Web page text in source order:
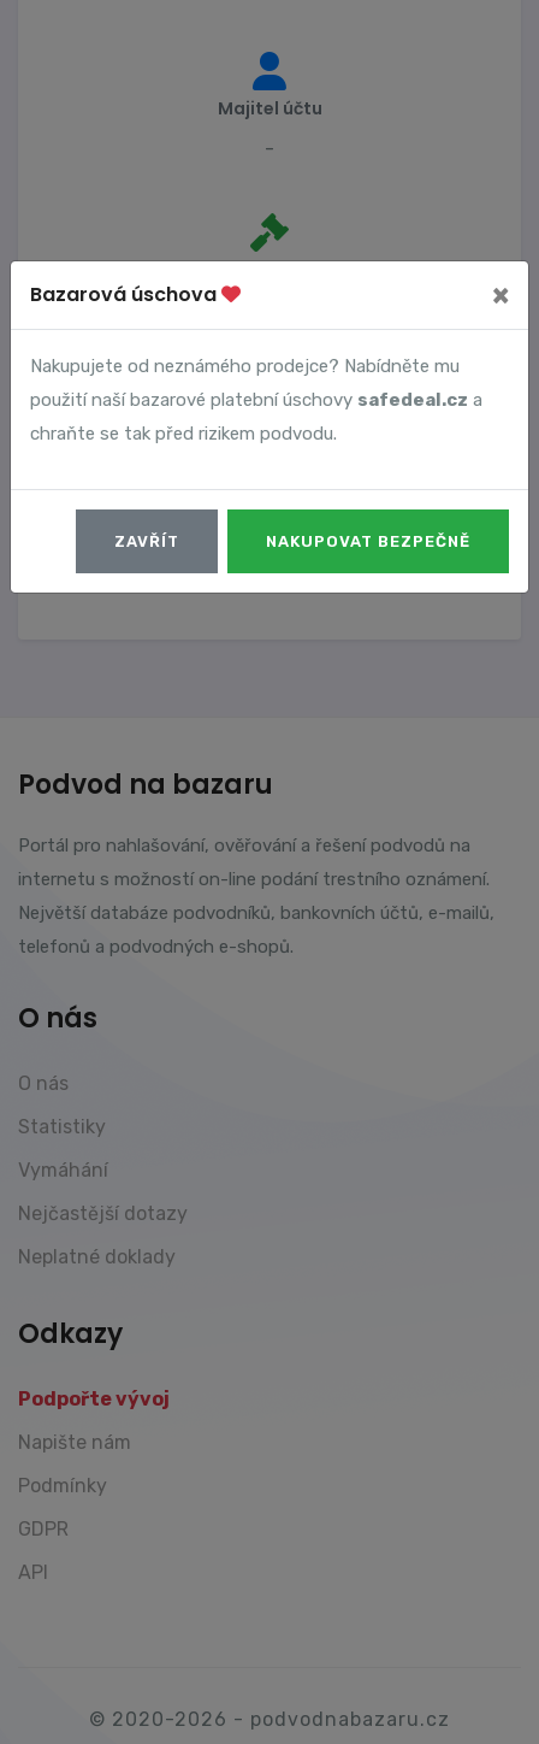
Majitel účtu
-
Vyhledané podvody
Číslo podvodu Datum
2656 30. 01. 2023
Podvod na bazaru
Portál pro nahlašování, ověřování a řešení podvodů na
internetu s možností on-line podání trestního oznámení.
Největší databáze podvodníků, bankovních účtů, e-mailů,
telefonů a podvodných e-shopů.
O nás
O nás
Statistiky
Vymáhání
Nejčastější dotazy
Neplatné doklady
Odkazy
Podpořte vývoj
Napište nám
Podmínky
GDPR
API
© 2020-2026 - podvodnabazaru.cz
Bazarová úschova ×
Nakupujete od neznámého prodejce? Nabídněte mu
použití naší bazarové platební úschovy safedeal.cz a
chraňte se tak před rizikem podvodu.
ZAVŘÍT NAKUPOVAT BEZPEČNĚ